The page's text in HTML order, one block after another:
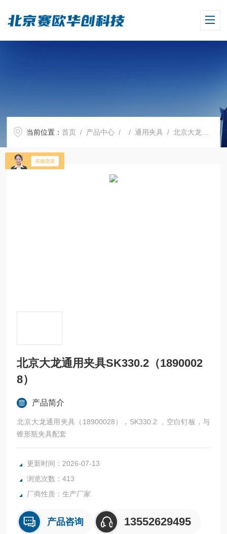
当前位置：首页 / 产品中心 / /通用夹具 / 北京大龙通用夹具SK330.2（18900028）
北京大龙通用夹具SK330.2（1890002
8）
产品简介
北京大龙通用夹具（18900028），SK330.2 ，空白钉板，与
锥形瓶夹具配套
更新时间：2026-07-13
浏览次数：413
厂商性质：生产厂家
产品咨询 13552629495